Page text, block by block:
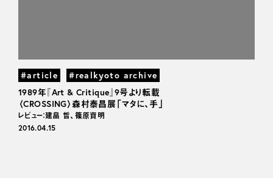
#article
#realkyoto archive
1989年『Art & Critique』9号より転載
〈CROSSING〉森村泰昌展「マタに、手」
レビュー：建畠 晢、篠原資明
2016.04.15